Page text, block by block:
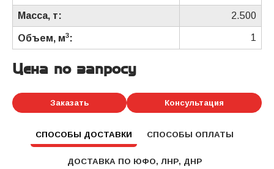
Масса, т: 2.500
Объем, м3: 1
Цена по запросу
Заказать Консультация
СПОСОБЫ ДОСТАВКИ СПОСОБЫ ОПЛАТЫ
ДОСТАВКА ПО ЮФО, ЛНР, ДНР